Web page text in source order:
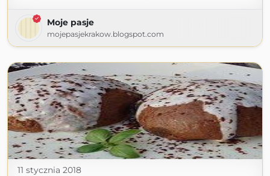
Moje pasje
mojepasjekrakow.blogspot.com
11 stycznia 2018